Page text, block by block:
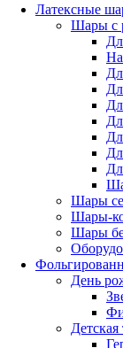
Латексные
Шары с
Шары
Шары-
Шары
День
Детская